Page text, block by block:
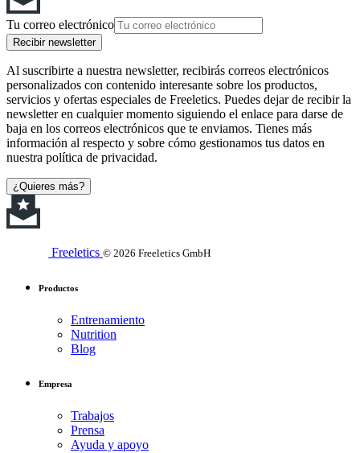
Tu correo electrónico
Recibir newsletter
Al suscribirte a nuestra newsletter, recibirás correos electrónicos
personalizados con contenido interesante sobre los productos,
servicios y ofertas especiales de Freeletics. Puedes dejar de recibir la
newsletter en cualquier momento siguiendo el enlace para darse de
baja en los correos electrónicos que te enviamos. Tienes más
información al respecto y sobre cómo gestionamos tus datos en
nuestra política de privacidad.
¿Quieres más?
Freeletics © 2026 Freeletics GmbH
Productos
Entrenamiento
Nutrition
Blog
Empresa
Trabajos
Prensa
Ayuda y apoyo